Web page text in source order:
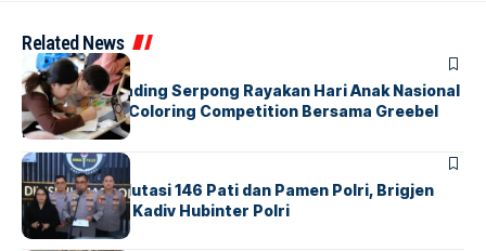
Related News
BERITAINDEX
Atria Hotel Gading Serpong Rayakan Hari Anak Nasional
Lewat Family Coloring Competition Bersama Greebel
Indonesia
BERITA
Mabes Polri Mutasi 146 Pati dan Pamen Polri, Brigjen
Untung Jabat Kadiv Hubinter Polri